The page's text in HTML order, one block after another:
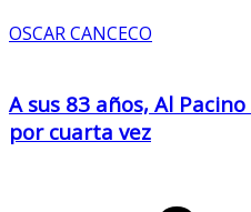
OSCAR CANCECO
A sus 83 años, Al
por cuarta vez